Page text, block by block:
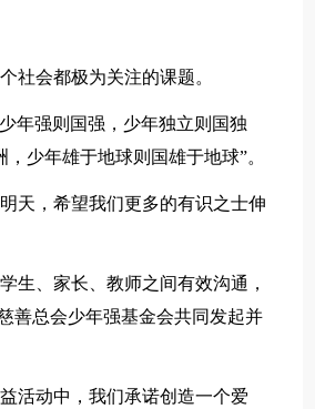
社会都极为关注的课题。
年强则国强，少年独立则国独
少年雄于地球则国雄于地球”。
天，希望我们更多的有识之士伸
生、家长、教师之间有效沟通，
善总会少年强基金会共同发起并
活动中，我们承诺创造一个爱